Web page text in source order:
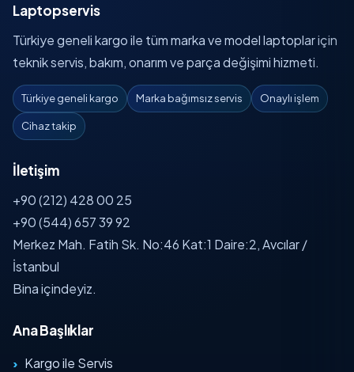
Laptopservis
Türkiye geneli kargo ile tüm marka ve model laptoplar için
teknik servis, bakım, onarım ve parça değişimi hizmeti.
Türkiye geneli kargo Marka bağımsız servis Onaylı işlem
Cihaz takip
İletişim
+90 (212) 428 00 25
+90 (544) 657 39 92
Merkez Mah. Fatih Sk. No:46 Kat:1 Daire:2, Avcılar /
İstanbul
Bina içindeyiz.
Ana Başlıklar
Kargo ile Servis